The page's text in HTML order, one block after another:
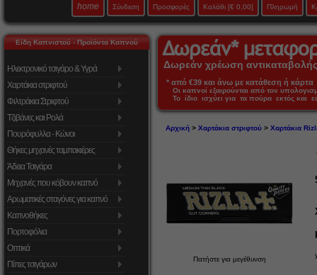
home Σύνδεση Προσφορές Καλάθι [€ 0,00] Πληρωμή
Είδη Καπνιστού - Προϊόντα Καπνού
Ηλεκτρονικό τσιγάρο & Υγρά
Χαρτάκια στριφτού
Φιλτράκια Στριφτού
Τζιβάνες και Ρολά
Πουρόφυλλα - Κώνοι
Θήκες μηχανές ταμπακιέρες
Άδεια Τσιγάρα
Μηχανές που κόβουν καπνό
Αρωματικές σταγόνες για καπνό
Καπνοθήκες
Πορτοφόλια
Οπτικά
Πίπες τσιγάρων
Δωρεάν χρέωση
* από €39 και άνω με κατάθεση ή
Οι καπνοί εξαιρούνται από τον
Το ίδιο ισχύει για τα πούρα εκτός και
Αρχική> Χαρτάκια στριφτού> Χαρτάκια
Πατήστε για μεγέθυνση